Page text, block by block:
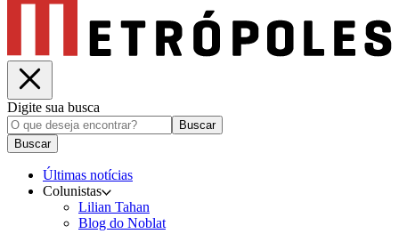
Digite sua busca
Buscar
Buscar
Últimas notícias
Colunistas
Lilian Tahan
Blog do Noblat